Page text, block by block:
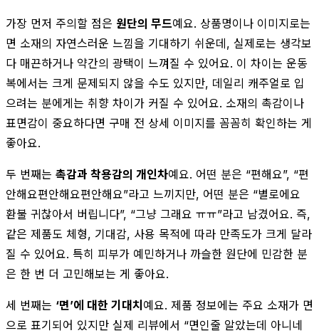
가장 먼저 주의할 점은 원단의 무드예요. 상품명이나 이미지로는
면 소재의 자연스러운 느낌을 기대하기 쉬운데, 실제로는 생각보
다 매끈하거나 약간의 광택이 느껴질 수 있어요. 이 차이는 운동
복에서는 크게 문제되지 않을 수도 있지만, 데일리 캐주얼로 입
으려는 분에게는 취향 차이가 커질 수 있어요. 소재의 촉감이나
표면감이 중요하다면 구매 전 상세 이미지를 꼼꼼히 확인하는 게
좋아요.
두 번째는 촉감과 착용감의 개인차예요. 어떤 분은 “편해요”, “편
안해요편안해요편안해요”라고 느끼지만, 어떤 분은 “별로에요
환불 귀찮아서 버립니다”, “그냥 그래요 ㅠㅠ”라고 남겼어요. 즉,
같은 제품도 체형, 기대감, 사용 목적에 따라 만족도가 크게 달라
질 수 있어요. 특히 피부가 예민하거나 까슬한 원단에 민감한 분
은 한 번 더 고민해보는 게 좋아요.
세 번째는 ‘면’에 대한 기대치예요. 제품 정보에는 주요 소재가 면
으로 표기되어 있지만 실제 리뷰에서 “면인줄 알았는데 아니네